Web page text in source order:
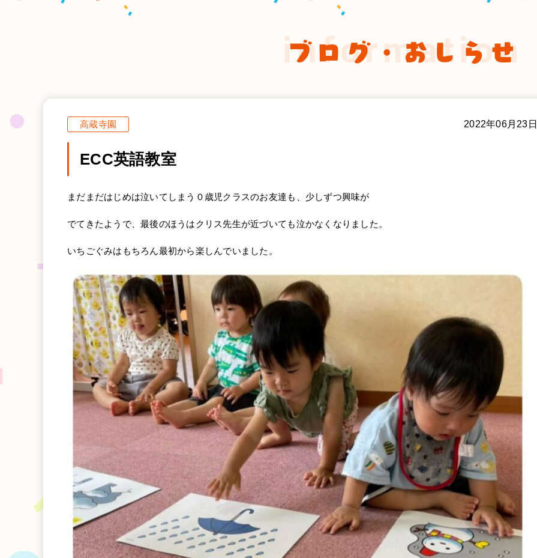
ブログ・おしらせ
information
高蔵寺園 2022年06月23日
ECC英語教室
まだまだはじめは泣いてしまう０歳児クラスのお友達も、少しずつ興味が
でてきたようで、最後のほうはクリス先生が近づいても泣かなくなりました。
いちごぐみはもちろん最初から楽しんでいました。